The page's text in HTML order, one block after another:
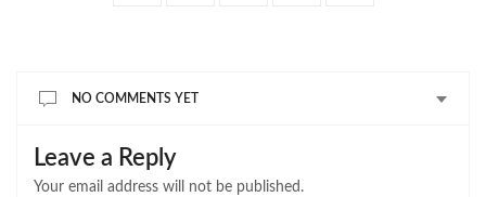
NO COMMENTS YET
Leave a Reply
Your email address will not be published.